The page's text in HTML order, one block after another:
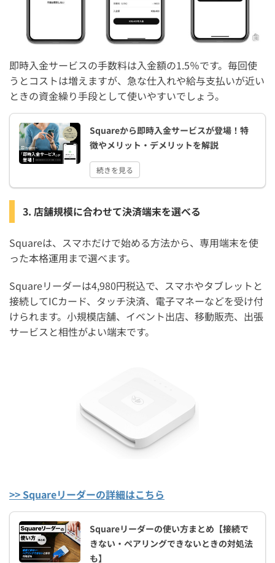
即時入金サービスの手数料は入金額の1.5％です。毎回使
うとコストは増えますが、急な仕入れや給与支払いが近い
ときの資金繰り手段として使いやすいでしょう。
Squareから即時入金サービスが登場！特
徴やメリット・デメリットを解説
続きを見る
3. 店舗規模に合わせて決済端末を選べる
Squareは、スマホだけで始める方法から、専用端末を使
った本格運用まで選べます。
Squareリーダーは4,980円税込で、スマホやタブレットと
接続してICカード、タッチ決済、電子マネーなどを受け付
けられます。小規模店舗、イベント出店、移動販売、出張
サービスと相性がよい端末です。
>> Squareリーダーの詳細はこちら
Squareリーダーの使い方まとめ【接続で
きない・ペアリングできないときの対処法
も】